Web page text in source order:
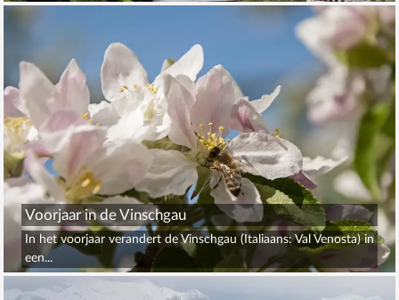
Voorjaar in de Vinschgau
In het voorjaar verandert de Vinschgau (Italiaans: Val Venosta) in
een...